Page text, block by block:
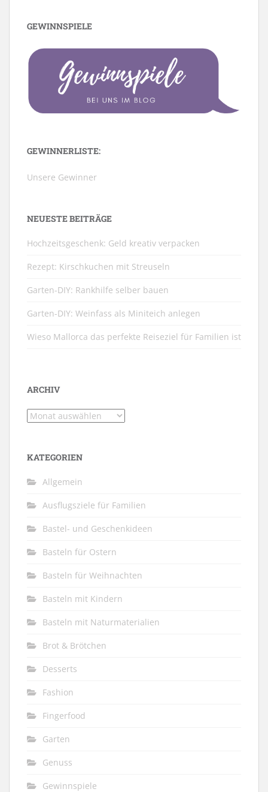
GEWINNSPIELE
GEWINNERLISTE:
Unsere Gewinner
NEUESTE BEITRÄGE
Hochzeitsgeschenk: Geld kreativ verpacken
Rezept: Kirschkuchen mit Streuseln
Garten-DIY: Rankhilfe selber bauen
Garten-DIY: Weinfass als Miniteich anlegen
Wieso Mallorca das perfekte Reiseziel für Familien ist
ARCHIV
Archiv
KATEGORIEN
Allgemein
Ausflugsziele für Familien
Bastel- und Geschenkideen
Basteln für Ostern
Basteln für Weihnachten
Basteln mit Kindern
Basteln mit Naturmaterialien
Brot & Brötchen
Desserts
Fashion
Fingerfood
Garten
Genuss
Gewinnspiele